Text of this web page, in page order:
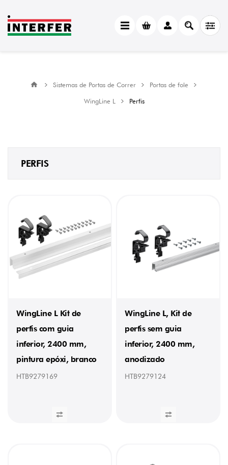
Sistemas de Portas de Correr
Portas de fole
WingLine L
Perfis
PERFIS
WingLine L Kit de
perfis com guia
inferior, 2400 mm,
pintura epóxi, branco
HTB9279169
WingLine L, Kit de
perfis sem guia
inferior, 2400 mm,
anodizado
HTB9279124
CATEGORY